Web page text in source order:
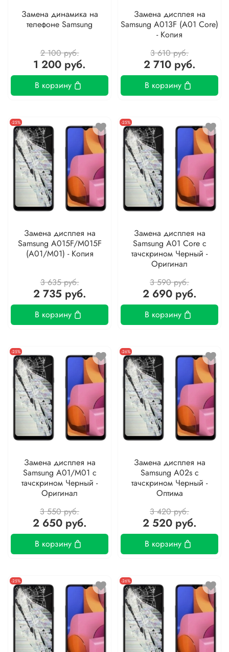
Замена динамика на
телефоне Samsung
2 100 руб.
1 200 руб.
В корзину
Замена дисплея на
Samsung A013F (A01 Core)
- Копия
3 610 руб.
2 710 руб.
В корзину
-25%
Замена дисплея на
Samsung A015F/M015F
(A01/M01) - Копия
3 635 руб.
2 735 руб.
В корзину
-25%
Замена дисплея на
Samsung A01 Core с
тачскрином Черный -
Оригинал
3 590 руб.
2 690 руб.
В корзину
-25%
Замена дисплея на
Samsung A01/M01 с
тачскрином Черный -
Оригинал
3 550 руб.
2 650 руб.
В корзину
-26%
Замена дисплея на
Samsung A02s с
тачскрином Черный -
Оптима
3 420 руб.
2 520 руб.
В корзину
-25% -26%